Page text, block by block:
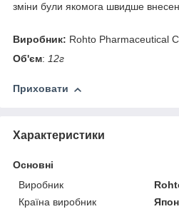
зміни були якомога швидше
Виробник: Rohto Pharmaceutical
Об'єм: 12г
Приховати
Характеристики
Основні
Виробник
Країна виробник